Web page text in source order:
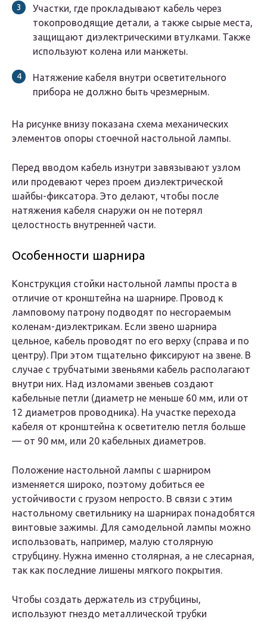
Участки, где прокладывают кабель через
токопроводящие детали, а также сырые места,
защищают диэлектрическими втулками. Также
используют колена или манжеты.
Натяжение кабеля внутри осветительного
прибора не должно быть чрезмерным.
На рисунке внизу показана схема механических
элементов опоры стоечной настольной лампы.
Перед вводом кабель изнутри завязывают узлом
или продевают через проем диэлектрической
шайбы-фиксатора. Это делают, чтобы после
натяжения кабеля снаружи он не потерял
целостность внутренней части.
Особенности шарнира
Конструкция стойки настольной лампы проста в
отличие от кронштейна на шарнире. Провод к
ламповому патрону подводят по несгораемым
коленам-диэлектрикам. Если звено шарнира
цельное, кабель проводят по его верху (справа и по
центру). При этом тщательно фиксируют на звене. В
случае с трубчатыми звеньями кабель располагают
внутри них. Над изломами звеньев создают
кабельные петли (диаметр не меньше 60 мм, или от
12 диаметров проводника). На участке перехода
кабеля от кронштейна к осветителю петля больше
— от 90 мм, или 20 кабельных диаметров.
Положение настольной лампы с шарниром
изменяется широко, поэтому добиться ее
устойчивости с грузом непросто. В связи с этим
настольному светильнику на шарнирах понадобятся
винтовые зажимы. Для самодельной лампы можно
использовать, например, малую столярную
струбцину. Нужна именно столярная, а не слесарная,
так как последние лишены мягкого покрытия.
Чтобы создать держатель из струбцины,
используют гнездо металлической трубки